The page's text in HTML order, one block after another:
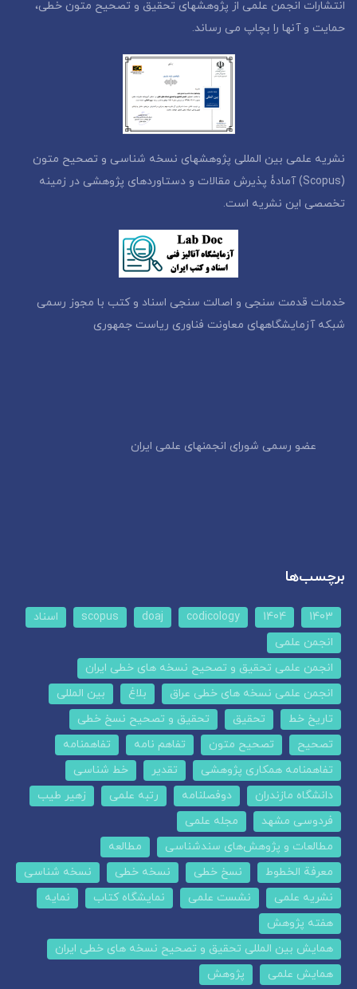
انتشارات انجمن علمی از پژوهشهای تحقیق و تصحیح متون خطی،
حمایت و آنها را بچاپ می رساند.
نشریه علمی بین المللی پژوهشهای نسخه شناسی و تصحیح متون
(Scopus) آمادۀ پذیرش مقالات و دستاوردهای پژوهشی در زمینه
تخصصی این نشریه است.
خدمات قدمت سنجی و اصالت سنجی اسناد و کتب با مجوز رسمی
شبکه آزمایشگاههای معاونت فناوری ریاست جمهوری
عضو رسمی شورای انجمنهای علمی ایران
برچسب‌ها
1403
1404
codicology
doaj
scopus
اسناد
انجمن علمی
انجمن علمی تحقیق و تصحیح نسخه های خطی ایران
انجمن علمی نسخه های خطی عراق
بلاغ
بین المللی
تاریخ خط
تحقیق
تحقیق و تصحیح نسخ خطی
تصحیح
تصحیح متون تفاهم نامه
تفاهمنامه
تفاهمنامه همکاری پژوهشی
تقدیر
خط شناسی
دانشگاه مازندران
دوفصلنامه رتبه علمی
زهیر طیب
فردوسی مشهد
مجله علمی
مطالعات و پژوهش‌های سندشناسی
مطالعه
معرفة الخطوط
نسخ خطی نسخه خطی
نسخه شناسی
نشریه علمی
نشست علمی نمایشگاه کتاب
نمایه
هفته پژوهش
همایش بین المللی تحقیق و تصحیح نسخه های خطی ایران
همایش علمی
پژوهش